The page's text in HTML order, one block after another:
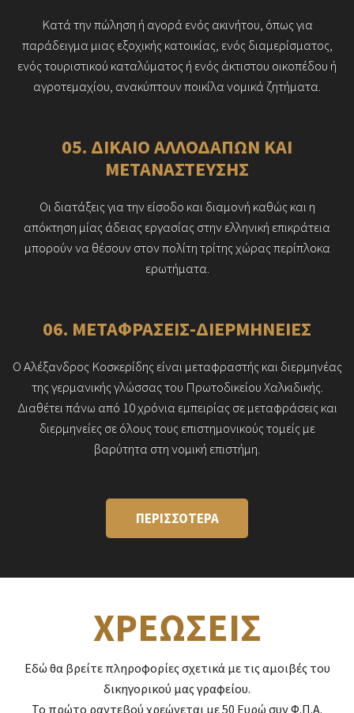
Κατά την πώληση ή αγορά ενός ακινήτου, όπως για
παράδειγμα μιας εξοχικής κατοικίας, ενός διαμερίσματος,
ενός τουριστικού καταλύματος ή ενός άκτιστου οικοπέδου ή
αγροτεμαχίου, ανακύπτουν ποικίλα νομικά ζητήματα.
05. ΔΙΚΑΙΟ ΑΛΛΟΔΑΠΩΝ ΚΑΙ
ΜΕΤΑΝΑΣΤΕΥΣΗΣ
Οι διατάξεις για την είσοδο και διαμονή καθώς και η
απόκτηση μίας άδειας εργασίας στην ελληνική επικράτεια
μπορούν να θέσουν στον πολίτη τρίτης χώρας περίπλοκα
ερωτήματα.
06. ΜΕΤΑΦΡΑΣΕΙΣ-ΔΙΕΡΜΗΝΕΙΕΣ
Ο Αλέξανδρος Κοσκερίδης είναι μεταφραστής και διερμηνέας
της γερμανικής γλώσσας του Πρωτοδικείου Χαλκιδικής.
Διαθέτει πάνω από 10 χρόνια εμπειρίας σε μεταφράσεις και
διερμηνείες σε όλους τους επιστημονικούς τομείς με
βαρύτητα στη νομική επιστήμη.
ΠΕΡΙΣΣΟΤΕΡΑ
ΧΡΕΩΣΕΙΣ
Εδώ θα βρείτε πληροφορίες σχετικά με τις αμοιβές του
δικηγορικού μας γραφείου.
Το πρώτο ραντεβού χρεώνεται με 50 Ευρώ συν Φ.Π.Α.